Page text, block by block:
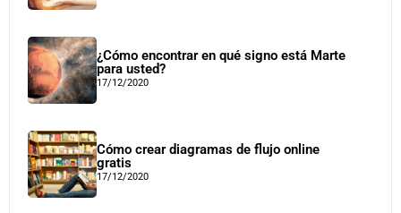
¿Cómo encontrar en qué signo está Marte
para usted?
17/12/2020
Cómo crear diagramas de flujo online
gratis
17/12/2020